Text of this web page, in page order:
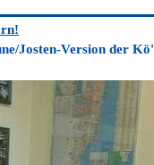
Josten-Version der Kö'